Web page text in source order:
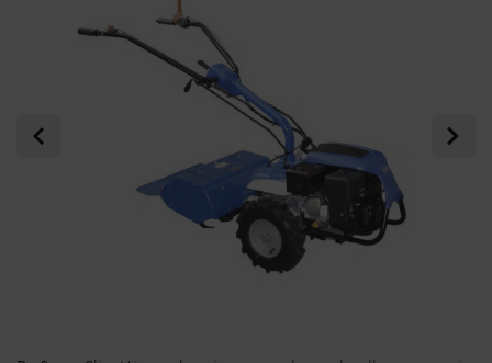
Previous Next